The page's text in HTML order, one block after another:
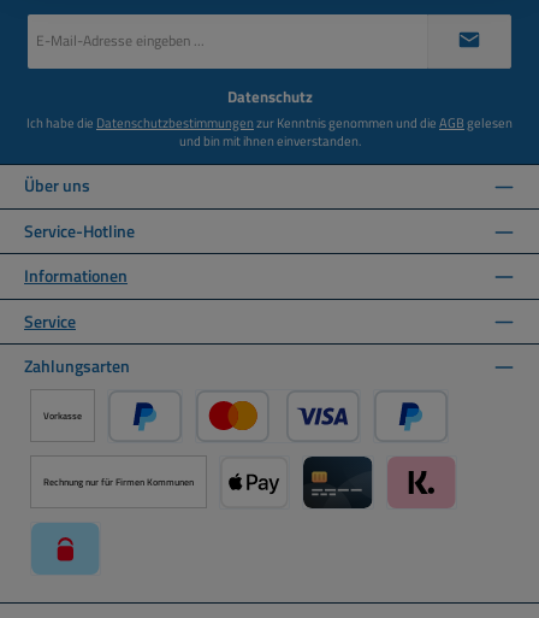
Mail-
Datenschutz
Ich habe die Datenschutzbestimmungenzur Kenntnis genommen und dieAGBgelesen
und bin mit ihnen einverstanden.
Über uns
Service-Hotline
Informationen
Service
Zahlungsarten
Vorkasse
PayPal Kredit- oder Debitkarte über PayPal
Später Bezahlen
Rechnung nur für Firmen Kommunen